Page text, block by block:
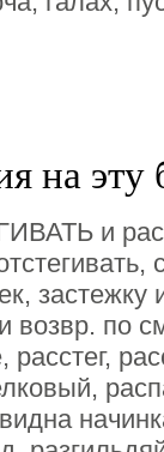
на эту
и
застежку
возвр. по
расстег,